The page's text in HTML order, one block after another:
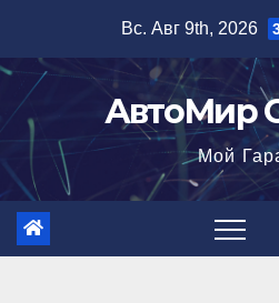
содержимому
Вс. Авг 9th, 2026
АвтоМир
Мой